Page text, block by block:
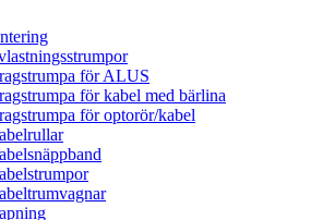
för ALUS
för kabel med bärlina
för optorör/kabel